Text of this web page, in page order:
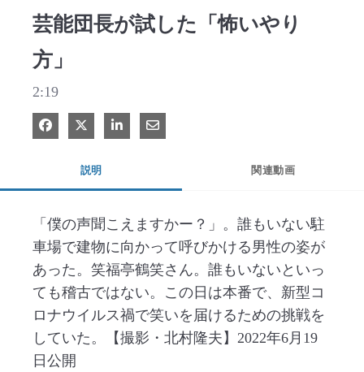
芸能団長が試した「怖いやり
方」
2:19
Facebook で共有
Xで共有する
LinkedIn で共有
電子メールで共有
説明 関連動画
「僕の声聞こえますかー？」。誰もいない駐
車場で建物に向かって呼びかける男性の姿が
あった。笑福亭鶴笑さん。誰もいないといっ
ても稽古ではない。この日は本番で、新型コ
ロナウイルス禍で笑いを届けるための挑戦を
していた。【撮影・北村隆夫】2022年6月19
日公開